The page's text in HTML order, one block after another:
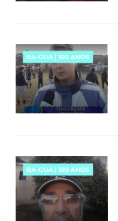
BA-GUA | 100 ANOS
BA-GUA | 100 ANOS